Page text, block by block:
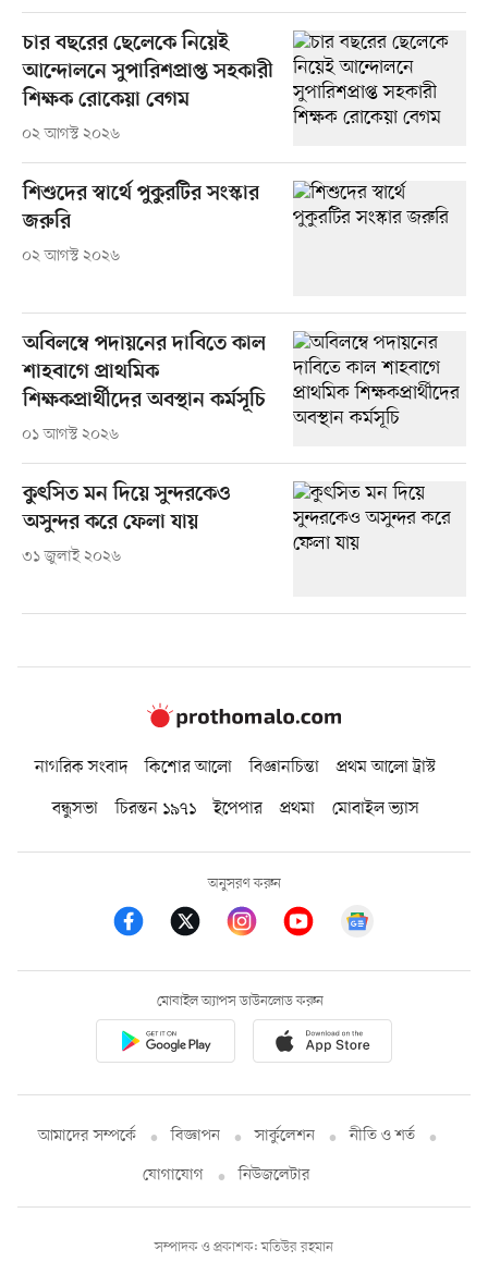
চার বছরের ছেলেকে নিয়েই
আন্দোলনে সুপারিশপ্রাপ্ত সহকারী
শিক্ষক রোকেয়া বেগম
০২ আগস্ট ২০২৬
শিশুদের স্বার্থে পুকুরটির সংস্কার
জরুরি
০২ আগস্ট ২০২৬
অবিলম্বে পদায়নের দাবিতে কাল
শাহবাগে প্রাথমিক
শিক্ষকপ্রার্থীদের অবস্থান কর্মসূচি
০১ আগস্ট ২০২৬
কুৎসিত মন দিয়ে সুন্দরকেও
অসুন্দর করে ফেলা যায়
৩১ জুলাই ২০২৬
নাগরিক সংবাদ কিশোর আলো বিজ্ঞানচিন্তা
প্রথম আলো ট্রাস্ট
বন্ধুসভা
চিরন্তন ১৯৭১ ইপেপার প্রথমা মোবাইল ভ্যাস
অনুসরণ করুন
মোবাইল অ্যাপস ডাউনলোড করুন
আমাদের সম্পর্কে বিজ্ঞাপন সার্কুলেশন
নীতি ও শর্ত
যোগাযোগ
নিউজলেটার
সম্পাদক ও প্রকাশক: মতিউর রহমান